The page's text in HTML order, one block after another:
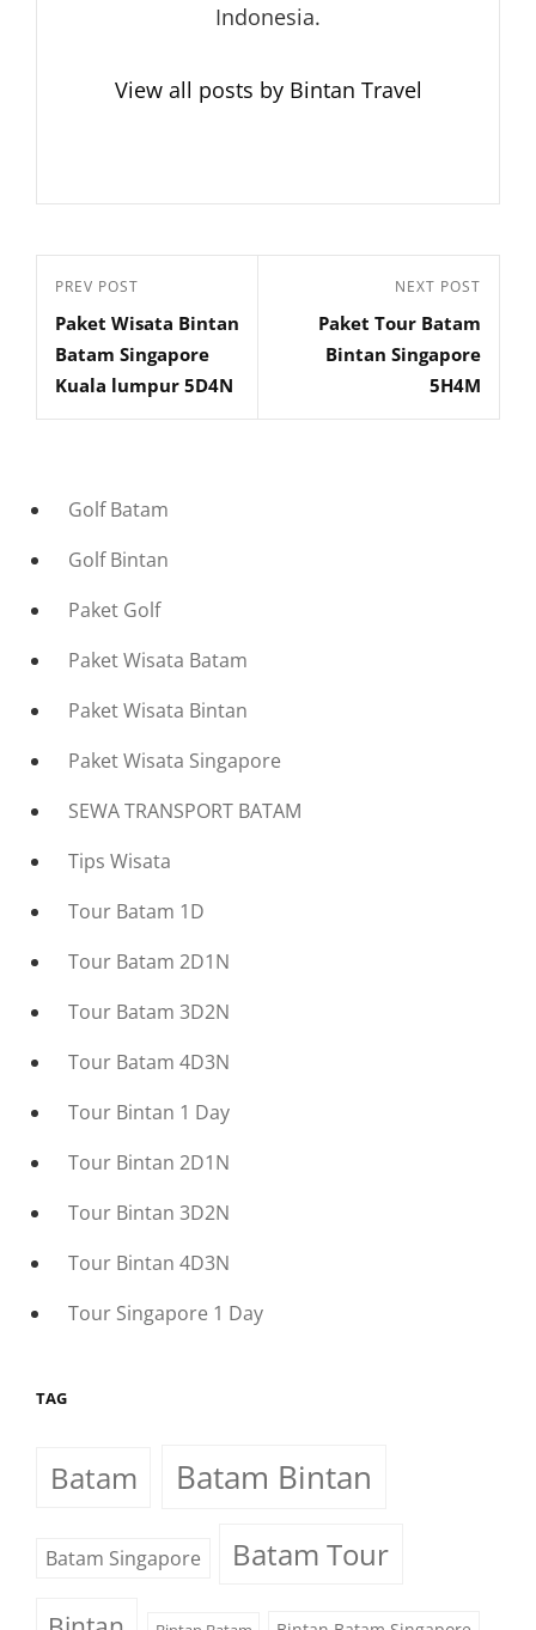
Indonesia.
View all posts by Bintan Travel
Navigasi
pos
Previous
Post
PREV POST
Paket Wisata Bintan
Batam Singapore
Kuala lumpur 5D4N
Post
NEXT POST
Paket Tour Batam
Bintan Singapore
5H4M
Golf Batam
Golf Bintan
Paket Golf
Paket Wisata Batam
Paket Wisata Bintan
Paket Wisata Singapore
SEWA TRANSPORT BATAM
Tips Wisata
Tour Batam 1D
Tour Batam 2D1N
Tour Batam 3D2N
Tour Batam 4D3N
Tour Bintan 1 Day
Tour Bintan 2D1N
Tour Bintan 3D2N
Tour Bintan 4D3N
Tour Singapore 1 Day
TAG
Batam Batam Bintan
Batam Singapore Batam Tour